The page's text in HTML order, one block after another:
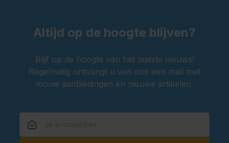
Altijd op de hoogte blijven?
Blijf op de hoogte van het laatste nieuws!
Regelmatig ontvangt u van ons een mail met
mooie aanbiedingen en nieuwe artikelen.